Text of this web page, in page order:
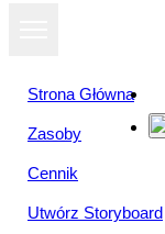
Strona Główna
Zasoby
Cennik
Utwórz Storyboard